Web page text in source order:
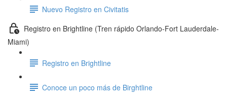
Nuevo Registro en Civitatis
Registro en Brightline (Tren rápido Orlando-Fort Lauderdale-
Miami)
Registro en Brightline
Conoce un poco más de Birghtline